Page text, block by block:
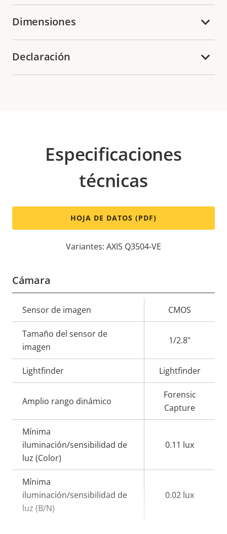
Dimensiones
Declaración
Especificaciones
técnicas
HOJA DE DATOS (PDF)
Variantes: AXIS Q3504-VE
Cámara
Descripción
de
propiedad
la
propiedad
Sensor de imagen CMOS
Tamaño del sensor de
imagen
1/2.8"
Lightfinder Lightfinder
Amplio rango dinámico
Forensic
Capture
Mínima
iluminación/sensibilidad de
luz (Color)
0.11 lux
Mínima
iluminación/sensibilidad de
luz (B/N)
0.02 lux